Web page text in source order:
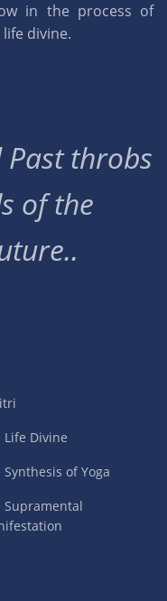
in the process of
divine.
Past throbs
of the
Life Divine
Synthesis of Yoga
Supramental